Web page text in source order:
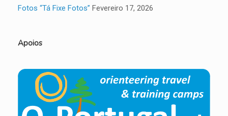
Fotos “Tá Fixe Fotos” Fevereiro 17, 2026
Apoios